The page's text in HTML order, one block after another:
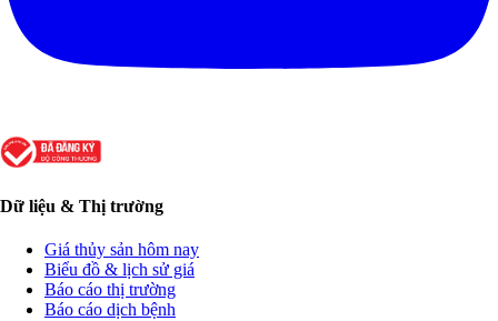
Dữ liệu & Thị trường
Giá thủy sản hôm nay
Biểu đồ & lịch sử giá
Báo cáo thị trường
Báo cáo dịch bệnh